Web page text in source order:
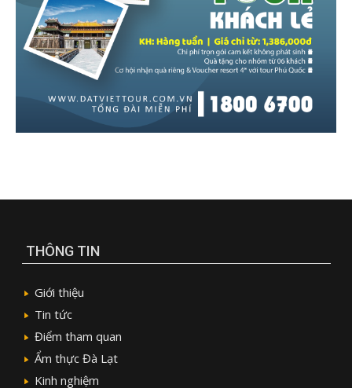
THÔNG TIN
Giới thiệu
Tin tức
Điểm tham quan
Ẩm thực Đà Lạt
Kinh nghiệm